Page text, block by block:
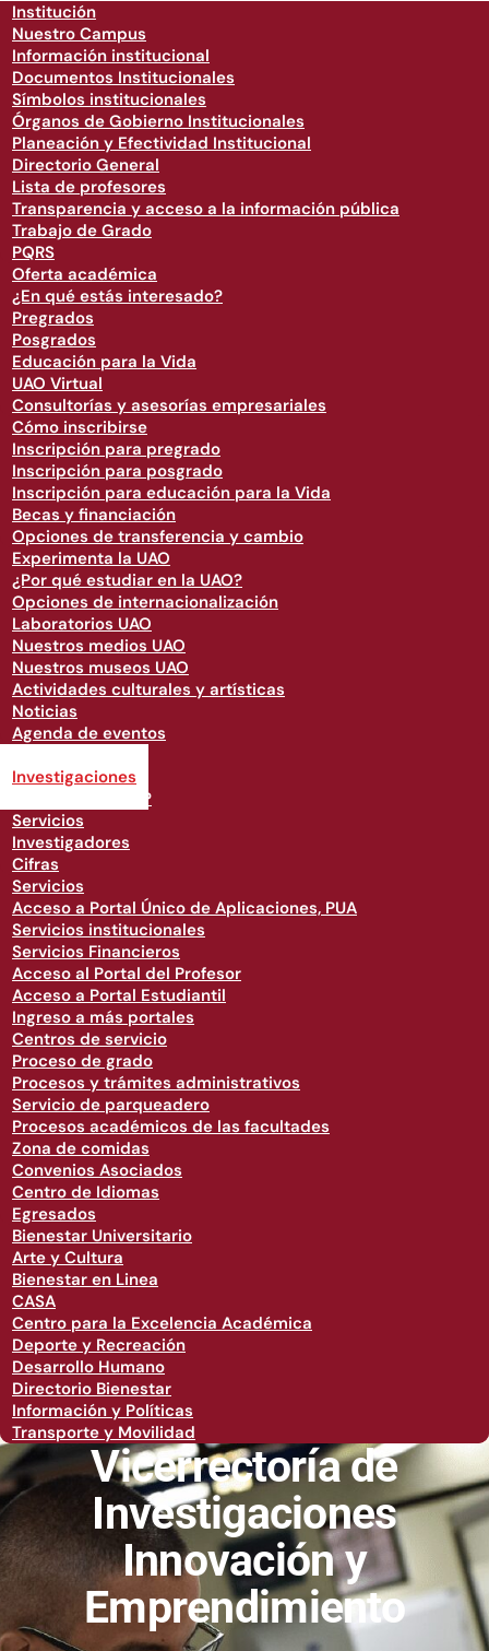
Institución
Nuestro Campus
Información institucional
Documentos Institucionales
Símbolos institucionales
Órganos de Gobierno Institucionales
Planeación y Efectividad Institucional
Directorio General
Lista de profesores
Transparencia y acceso a la información pública
Trabajo de Grado
PQRS
Oferta académica
¿En qué estás interesado?
Pregrados
Posgrados
Educación para la Vida
UAO Virtual
Consultorías y asesorías empresariales
Cómo inscribirse
Inscripción para pregrado
Inscripción para posgrado
Inscripción para educación para la Vida
Becas y financiación
Opciones de transferencia y cambio
Experimenta la UAO
¿Por qué estudiar en la UAO?
Opciones de internacionalización
Laboratorios UAO
Nuestros medios UAO
Nuestros museos UAO
Actividades culturales y artísticas
Noticias
Agenda de eventos
Investigaciones
¿Quiénes somos?
Servicios
Investigadores
Cifras
Servicios
Acceso a Portal Único de Aplicaciones, PUA
Servicios institucionales
Servicios Financieros
Acceso al Portal del Profesor
Acceso a Portal Estudiantil
Ingreso a más portales
Centros de servicio
Proceso de grado
Procesos y trámites administrativos
Servicio de parqueadero
Procesos académicos de las facultades
Zona de comidas
Convenios Asociados
Centro de Idiomas
Egresados
Bienestar Universitario
Arte y Cultura
Bienestar en Linea
CASA
Centro para la Excelencia Académica
Deporte y Recreación
Desarrollo Humano
Directorio Bienestar
Información y Políticas
Transporte y Movilidad
Vicerrectoría de
Investigaciones
Innovación y
Emprendimiento